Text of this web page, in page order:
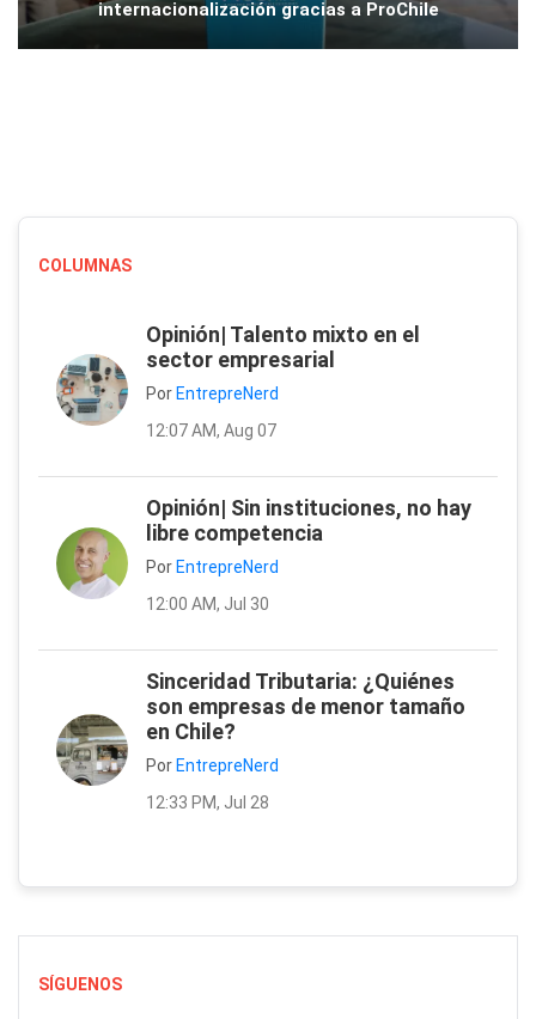
internacionalización gracias a ProChile
COLUMNAS
Opinión| Talento mixto en el
sector empresarial
Por EntrepreNerd
12:07 AM, Aug 07
Opinión| Sin instituciones, no hay
libre competencia
Por EntrepreNerd
12:00 AM, Jul 30
Sinceridad Tributaria: ¿Quiénes
son empresas de menor tamaño
en Chile?
Por EntrepreNerd
12:33 PM, Jul 28
SÍGUENOS